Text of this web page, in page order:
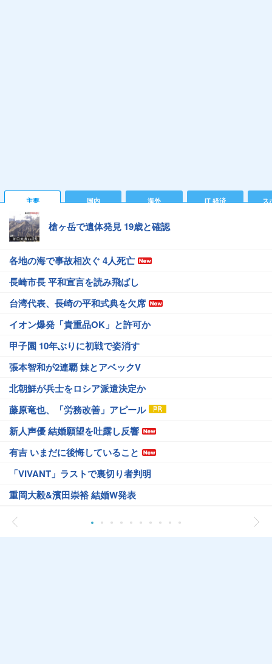
主要 国内 海外 IT 経済 ス
槍ヶ岳で遺体発見 19歳と確認
各地の海で事故相次ぐ 4人死亡
長崎市長 平和宣言を読み飛ばし
台湾代表、長崎の平和式典を欠席
イオン爆発「貴重品OK」と許可か
甲子園 10年ぶりに初戦で姿消す
張本智和が2連覇 妹とアベックV
北朝鮮が兵士をロシア派遣決定か
藤原竜也、「労務改善」アピール
新人声優 結婚願望を吐露し反響
有吉 いまだに後悔していること
「VIVANT」ラストで裏切り者判明
重岡大毅&濱田崇裕 結婚W発表